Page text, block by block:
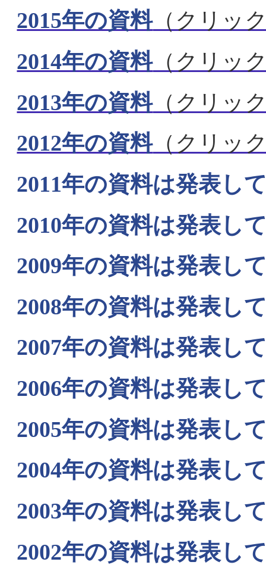
2015年の資料（クリッ
2014年の資料（クリッ
2013年の資料（クリッ
2012年の資料（クリッ
2011年の資料は発表し
2010年の資料は発表し
2009年の資料は発表し
2008年の資料は発表し
2007年の資料は発表し
2006年の資料は発表し
2005年の資料は発表し
2004年の資料は発表し
2003年の資料は発表し
2002年の資料は発表し